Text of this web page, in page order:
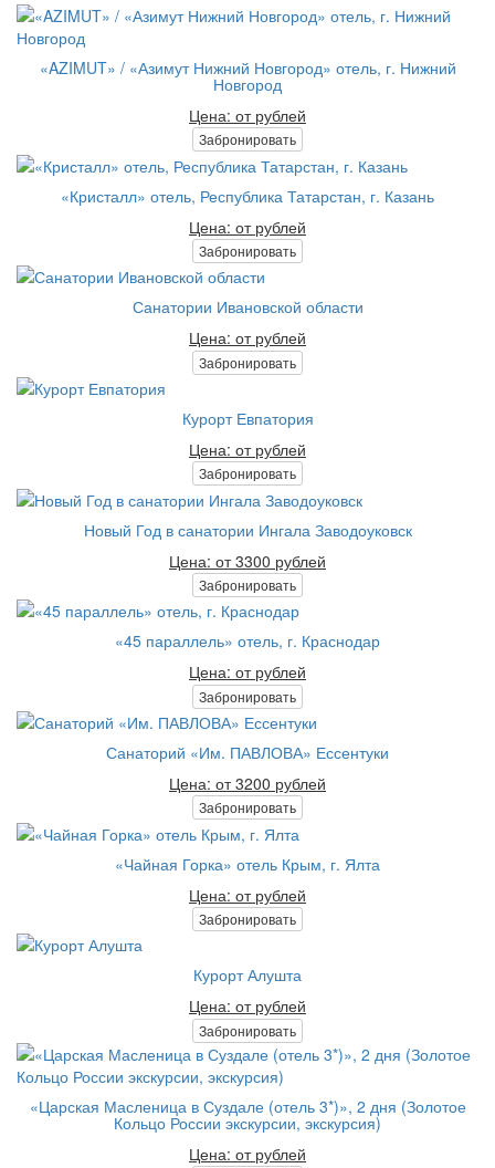
«AZIMUT» / «Азимут Нижний Новгород» отель, г. Нижний
Новгород
Цена: от рублей
Забронировать
«Кристалл» отель, Республика Татарстан, г. Казань
Цена: от рублей
Забронировать
Санатории Ивановской области
Цена: от рублей
Забронировать
Курорт Евпатория
Цена: от рублей
Забронировать
Новый Год в санатории Ингала Заводоуковск
Цена: от 3300 рублей
Забронировать
«45 параллель» отель, г. Краснодар
Цена: от рублей
Забронировать
Санаторий «Им. ПАВЛОВА» Ессентуки
Цена: от 3200 рублей
Забронировать
«Чайная Горка» отель Крым, г. Ялта
Цена: от рублей
Забронировать
Курорт Алушта
Цена: от рублей
Забронировать
«Царская Масленица в Суздале (отель 3*)», 2 дня (Золотое
Кольцо России экскурсии, экскурсия)
Цена: от рублей